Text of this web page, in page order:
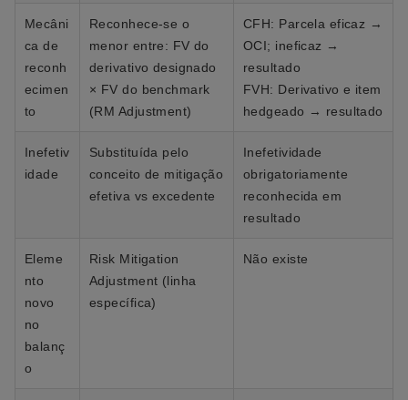
Mecâni
ca de
reconh
ecimen
to
Reconhece-se o
menor entre: FV do
derivativo designado
× FV do benchmark
(RM Adjustment)
CFH: Parcela eficaz →
OCI; ineficaz →
resultado
FVH: Derivativo e item
hedgeado → resultado
Inefetiv
idade
Substituída pelo
conceito de mitigação
efetiva vs excedente
Inefetividade
obrigatoriamente
reconhecida em
resultado
Eleme
nto
novo
no
balanç
o
Risk Mitigation
Adjustment (linha
específica)
Não existe